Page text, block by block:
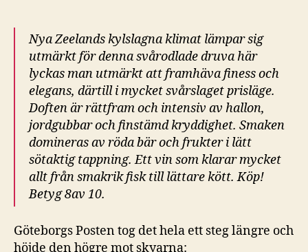
Nya Zeelands kylslagna klimat lämpar sig
utmärkt för denna svårodlade druva här
lyckas man utmärkt att framhäva finess och
elegans, därtill i mycket svårslaget prisläge.
Doften är rättfram och intensiv av hallon,
jordgubbar och finstämd kryddighet. Smaken
domineras av röda bär och frukter i lätt
sötaktig tappning. Ett vin som klarar mycket
allt från smakrik fisk till lättare kött. Köp!
Betyg 8av 10.
Göteborgs Posten tog det hela ett steg längre och
höjde den högre mot skyarna: